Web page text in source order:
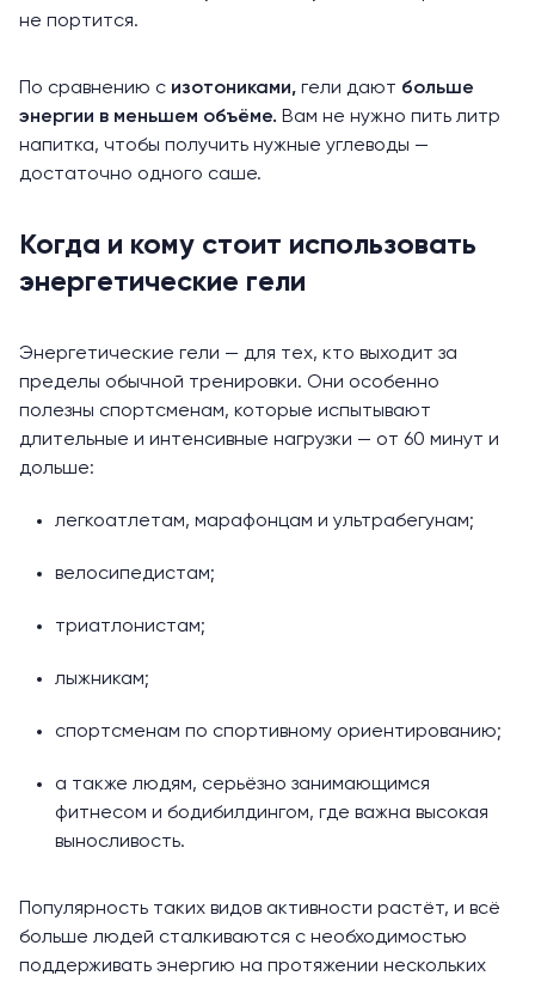
не портится.
По сравнению с изотониками, гели дают больше
энергии в меньшем объёме. Вам не нужно пить литр
напитка, чтобы получить нужные углеводы —
достаточно одного саше.
Когда и кому стоит использовать
энергетические гели
Энергетические гели — для тех, кто выходит за
пределы обычной тренировки. Они особенно
полезны спортсменам, которые испытывают
длительные и интенсивные нагрузки — от 60 минут и
дольше:
легкоатлетам, марафонцам и ультрабегунам;
велосипедистам;
триатлонистам;
лыжникам;
спортсменам по спортивному ориентированию;
а также людям, серьёзно занимающимся
фитнесом и бодибилдингом, где важна высокая
выносливость.
Популярность таких видов активности растёт, и всё
больше людей сталкиваются с необходимостью
поддерживать энергию на протяжении нескольких